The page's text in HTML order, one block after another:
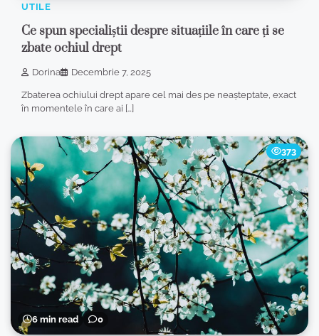
UTILE
Ce spun specialiștii despre situațiile în care ți se
zbate ochiul drept
Dorina Decembrie 7, 2025
Zbaterea ochiului drept apare cel mai des pe neașteptate, exact
în momentele în care ai […]
6 min read 0
373